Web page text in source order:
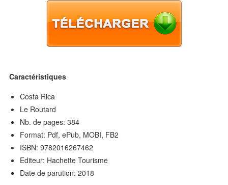
Caractéristiques
Costa Rica
Le Routard
Nb. de pages: 384
Format: Pdf, ePub, MOBI, FB2
ISBN: 9782016267462
Editeur: Hachette Tourisme
Date de parution: 2018